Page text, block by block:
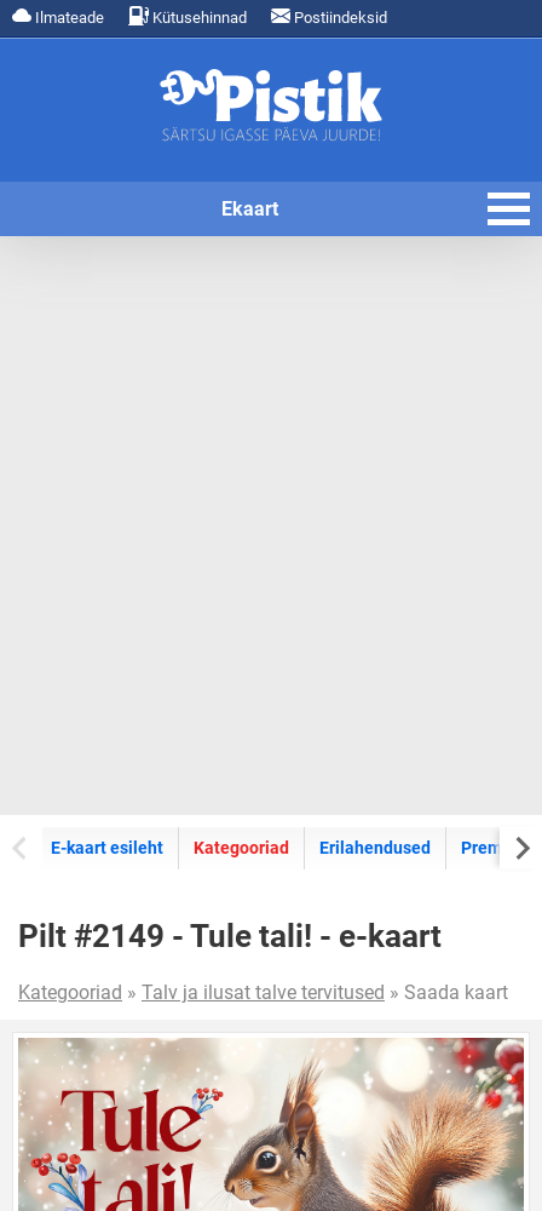
Ilmateade Kütusehinnad Postiindeksid
Ekaart
E-kaart esileht E-kaartide
Kategooriad Erilahendused Premium
Pilt #2149 - Tule tali! - e-kaart
Kategooriad » Talv ja ilusat talve tervitused » Saada kaart